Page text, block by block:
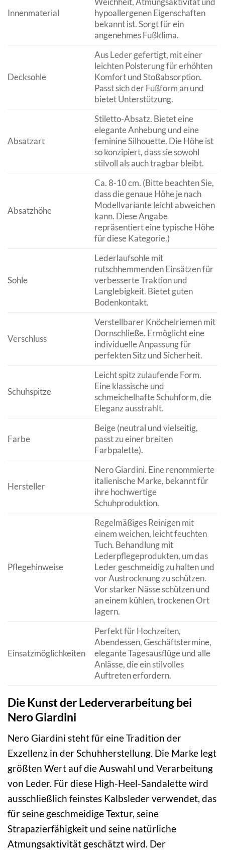
Innenmaterial
hypoallergenen Eigenschaften
bekannt ist. Sorgt für ein
angenehmes Fußklima.
Decksohle
Aus Leder gefertigt, mit einer
leichten Polsterung für erhöhten
Komfort und Stoßabsorption.
Passt sich der Fußform an und
bietet Unterstützung.
Absatzart
Stiletto-Absatz. Bietet eine
elegante Anhebung und eine
feminine Silhouette. Die Höhe ist
so konzipiert, dass sie sowohl
stilvoll als auch tragbar bleibt.
Absatzhöhe
Ca. 8-10 cm. (Bitte beachten Sie,
dass die genaue Höhe je nach
Modellvariante leicht abweichen
kann. Diese Angabe
repräsentiert eine typische Höhe
für diese Kategorie.)
Sohle
Lederlaufsohle mit
rutschhemmenden Einsätzen für
verbesserte Traktion und
Langlebigkeit. Bietet guten
Bodenkontakt.
Verschluss
Verstellbarer Knöchelriemen mit
Dornschließe. Ermöglicht eine
individuelle Anpassung für
perfekten Sitz und Sicherheit.
Schuhspitze
Leicht spitz zulaufende Form.
Eine klassische und
schmeichelhafte Schuhform, die
Eleganz ausstrahlt.
Farbe
Beige (neutral und vielseitig,
passt zu einer breiten
Farbpalette).
Hersteller
Nero Giardini. Eine renommierte
italienische Marke, bekannt für
ihre hochwertige
Schuhproduktion.
Pflegehinweise
Regelmäßiges Reinigen mit
einem weichen, leicht feuchten
Tuch. Behandlung mit
Lederpflegeprodukten, um das
Leder geschmeidig zu halten und
vor Austrocknung zu schützen.
Vor starker Nässe schützen und
an einem kühlen, trockenen Ort
lagern.
Einsatzmöglichkeiten
Perfekt für Hochzeiten,
Abendessen, Geschäftstermine,
elegante Tagesausflüge und alle
Anlässe, die ein stilvolles
Auftreten erfordern.
Die Kunst der Lederverarbeitung bei
Nero Giardini
Nero Giardini steht für eine Tradition der
Exzellenz in der Schuhherstellung. Die Marke legt
größten Wert auf die Auswahl und Verarbeitung
von Leder. Für diese High-Heel-Sandalette wird
ausschließlich feinstes Kalbsleder verwendet, das
für seine geschmeidige Textur, seine
Strapazierfähigkeit und seine natürliche
Atmungsaktivität geschätzt wird. Der